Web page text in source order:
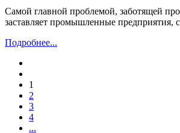
Самой главной проблемой, заботящей
заставляет промышленные предприятия,
Подробнее...
1
2
3
4
...